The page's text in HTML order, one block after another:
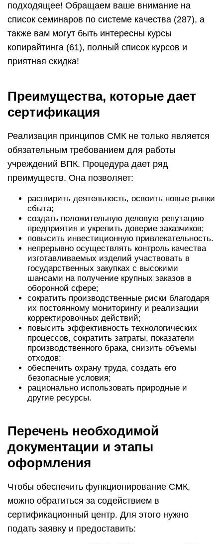
подходящее! Обращаем ваше внимание на
список семинаров по системе качества (287), а
также вам могут быть интересны курсы
копирайтинга (61), полный список курсов и
приятная скидка!
Преимущества, которые дает
сертификация
Реализация принципов СМК не только является
обязательным требованием для работы
учреждений ВПК. Процедура дает ряд
преимуществ. Она позволяет:
расширить деятельность, освоить новые рынки
сбыта;
создать положительную деловую репутацию
предприятия и укрепить доверие заказчиков;
повысить инвестиционную привлекательность.
непрерывно осуществлять контроль качества
изготавливаемых изделий участвовать в
государственных закупках с высокими
шансами на получение крупных заказов в
оборонной сфере;
сократить производственные риски благодаря
их постоянному мониторингу и реализации
корректировочных действий;
повысить эффективность технологических
процессов, сократить затраты, показатели
производственного брака, снизить объемы
отходов;
обеспечить охрану труда, создать его
безопасные условия;
рационально использовать природные и
другие ресурсы.
Перечень необходимой
документации и этапы
оформления
Чтобы обеспечить функционирование СМК,
можно обратиться за содействием в
сертификационный центр. Для этого нужно
подать заявку и предоставить: